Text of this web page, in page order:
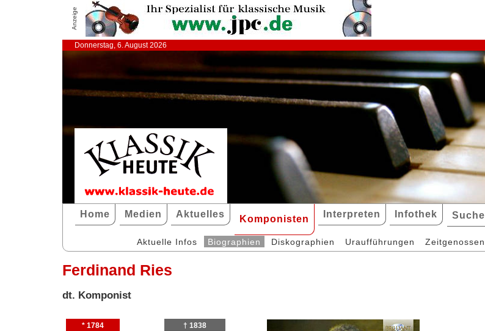
Anzeige
Donnerstag, 6. August 2026
Home Medien Aktuelles Komponisten Interpreten Infothek Suche
Aktuelle Infos Biographien Diskographien Uraufführungen Zeitgenossen
Ferdinand Ries
dt. Komponist
* 1784 † 1838